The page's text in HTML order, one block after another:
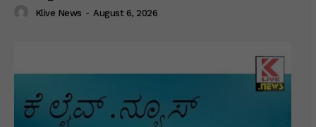
Klive News - August 6, 2026